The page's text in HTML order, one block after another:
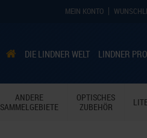
MEIN KONTO
DIE LINDNER WELT LINDNER
ANDERE
SAMMELGEBIETE
OPTISCHES
ZUBEHÖR